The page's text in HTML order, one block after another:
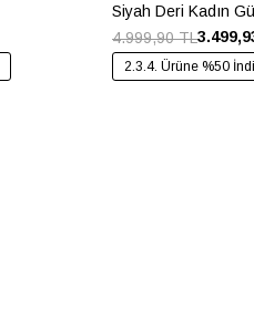
Siyah Deri Kadın
4.999,90 TL
2.3.4. Ürüne %50